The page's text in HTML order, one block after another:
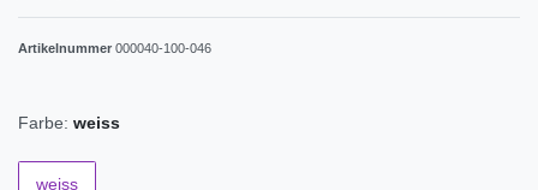
Artikelnummer 000040-100-046
Farbe: weiss
weiss